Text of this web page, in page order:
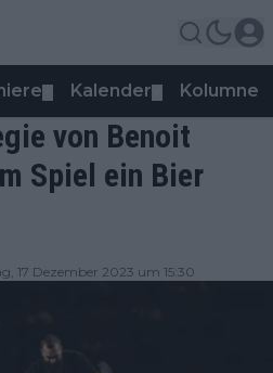
Kalender Kolumnen
von Benoit
Spiel ein Bier
17 Dezember 2023 um 15:30